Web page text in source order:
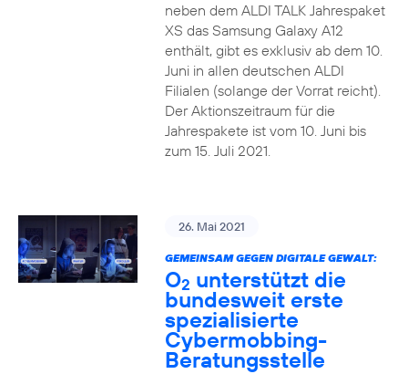
neben dem ALDI TALK Jahrespaket
XS das Samsung Galaxy A12
enthält, gibt es exklusiv ab dem 10.
Juni in allen deutschen ALDI
Filialen (solange der Vorrat reicht).
Der Aktionszeitraum für die
Jahrespakete ist vom 10. Juni bis
zum 15. Juli 2021.
26. Mai 2021
GEMEINSAM GEGEN DIGITALE GEWALT:
O2 unterstützt die
bundesweit erste
spezialisierte
Cybermobbing-
Beratungsstelle